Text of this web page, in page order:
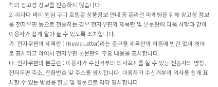
적의 광고성 정보를 전송하지 않습니다.
2. 라마다 바이 윈덤 구미 호텔은 상품정보 안내 등 온라인 마케팅을 위해 광고성 정보
를 전자우편 등으로 전송하는 경우 전자우편의 제목란 및 본문란에 다음 사항과 같이
이용자가 쉽게 알아 볼 수 있도록 조치합니다.
가. 전자우편의 제목란 : (News Letter)라는 문구를 제목란의 처음에 빈칸 없이 영어
로 표시하고 이어서 전자우편 본문란의 주요 내용을 표시합니다.
나. 전자우편의 본문란 : 이용자가 수신거부의 의사표시를 할 수 있는 전송자의 명칭,
전자우편 주소, 전화번호 및 주소를 명시합니다. 이용자가 수신거부의 의사를 쉽게 표
시할 수 있는 방법을 한글 및 영문으로 각각 명시합니다.